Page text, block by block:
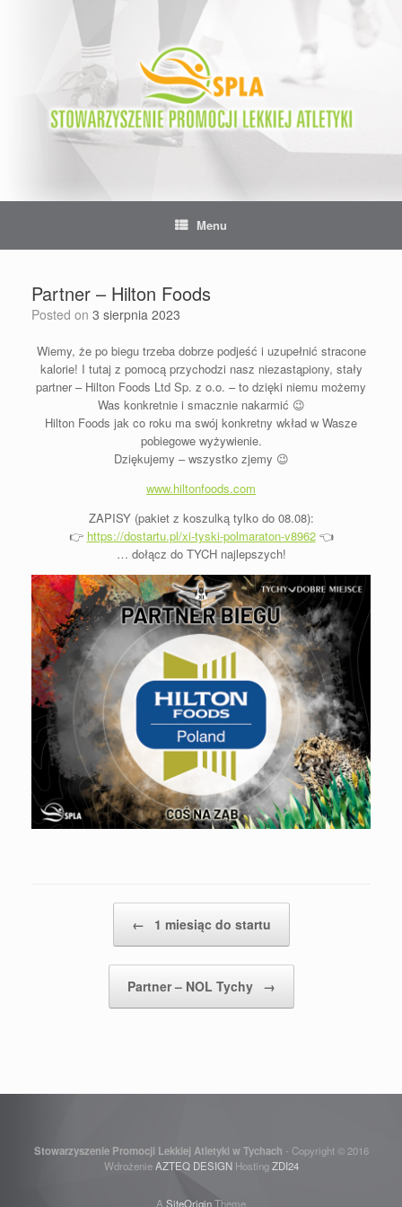
Menu
Partner – Hilton Foods
Posted on 3 sierpnia 2023
Wiemy, że po biegu trzeba dobrze podjeść i uzupełnić stracone
kalorie! I tutaj z pomocą przychodzi nasz niezastąpiony, stały
partner – Hilton Foods Ltd Sp. z o.o. – to dzięki niemu możemy
Was konkretnie i smacznie nakarmić 😉
Hilton Foods jak co roku ma swój konkretny wkład w Wasze
pobiegowe wyżywienie.
Dziękujemy – wszystko zjemy 😉
www.hiltonfoods.com
ZAPISY (pakiet z koszulką tylko do 08.08):
👉 https://dostartu.pl/xi-tyski-polmaraton-v8962👈
… dołącz do TYCH najlepszych!
← 1 miesiąc do startu
Partner – NOL Tychy →
Stowarzyszenie Promocji Lekkiej Atletyki w Tychach - Copyright © 2016
WdrożenieAZTEQ DESIGNHostingZDI24
A SiteOriginTheme